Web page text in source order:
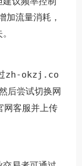
加流量消耗，
zh-okzj.co
后尝试切换网
网客服并上传